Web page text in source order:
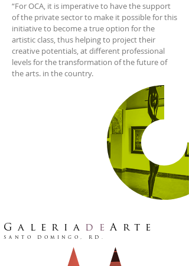
“For OCA, it is imperative to have the support
of the private sector to make it possible for this
initiative to become a true option for the
artistic class, thus helping to project their
creative potentials, at different professional
levels for the transformation of the future of
the arts. in the country.
Galeria deArte
Santo Domingo, RD .